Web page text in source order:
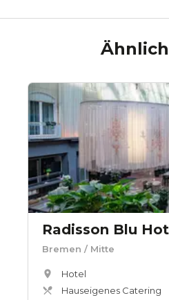
Radisson Blu
Bremen / Mitte
Hotel
Hauseigenes Catering